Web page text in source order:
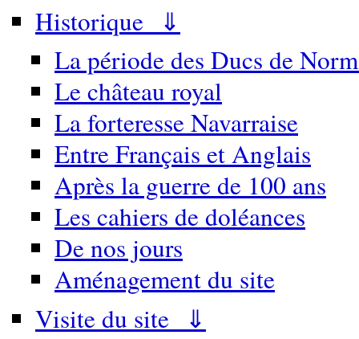
Historique ⇓
La période des Ducs de
Le château royal
La forteresse Navarraise
Entre Français et Anglais
Après la guerre de 100 ans
Les cahiers de doléances
De nos jours
Aménagement du site
Visite du site ⇓